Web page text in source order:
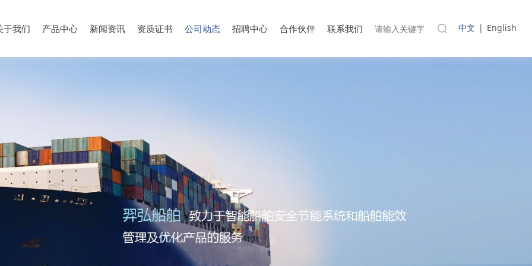
中文 | English
于我们 产品中心 新闻资讯 资质证书 公司动态 招聘中心 合作伙伴 联系我们